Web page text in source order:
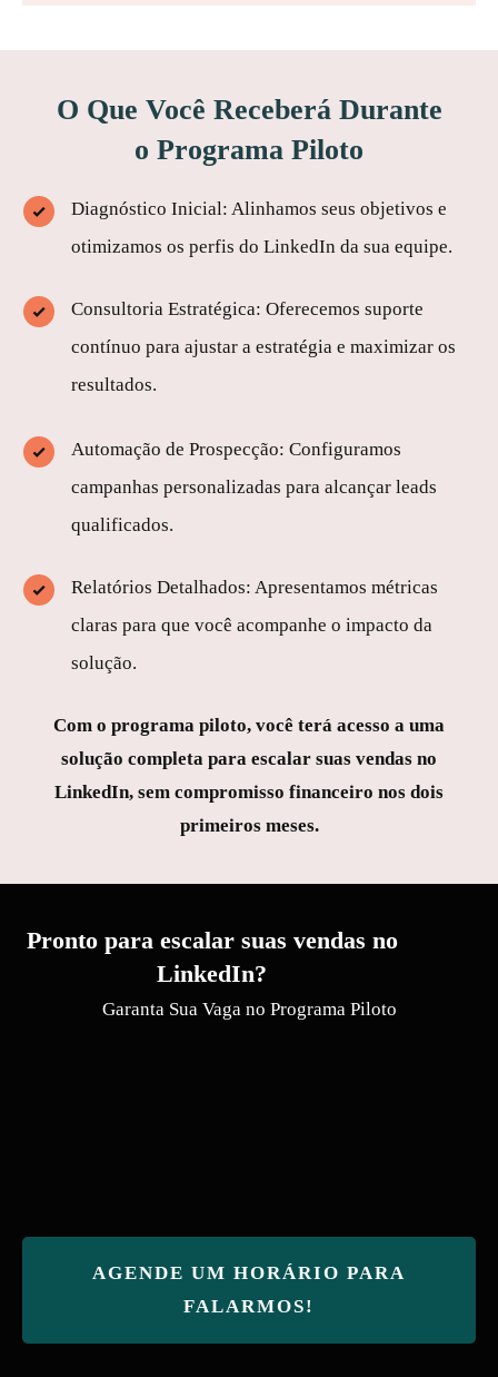
O Que Você Receberá Durante
o Programa Piloto
Diagnóstico Inicial: Alinhamos seus objetivos e
otimizamos os perfis do LinkedIn da sua equipe.
Consultoria Estratégica: Oferecemos suporte
contínuo para ajustar a estratégia e maximizar os
resultados.
Automação de Prospecção: Configuramos
campanhas personalizadas para alcançar leads
qualificados.
Relatórios Detalhados: Apresentamos métricas
claras para que você acompanhe o impacto da
solução.
Com o programa piloto, você terá acesso a uma
solução completa para escalar suas vendas no
LinkedIn, sem compromisso financeiro nos dois
primeiros meses.
Pronto para escalar suas vendas no
LinkedIn?
Garanta Sua Vaga no Programa Piloto
AGENDE UM HORÁRIO PARA
FALARMOS!